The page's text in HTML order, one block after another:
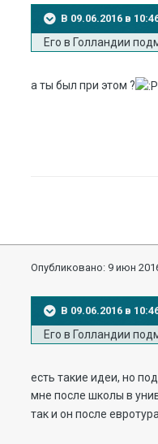
В 09.06.2016 в
Его в Голландии
а ты был при этом ?
Опубликовано: 9 июн
В 09.06.2016 в
Его в Голландии
есть такие идеи, но
мне после школы в
так и он после